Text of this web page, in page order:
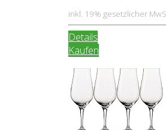
inkl. 19% gesetzlicher
Details
Kaufen